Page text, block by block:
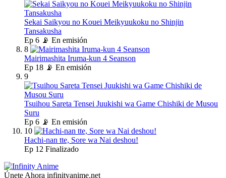
Sekai Saikyou no Kouei Meikyuukoku no Shinjin
Tansakusha
Ep 6 📡 En emisión
8
Mairimashita Iruma-kun 4 Seanson
Ep 18 📡 En emisión
9
Tsuihou Sareta Tensei Juukishi wa Game Chishiki de Musou
Suru
Ep 6 📡 En emisión
10
Hachi-nan tte, Sore wa Nai deshou!
Ep 12 Finalizado
Únete Ahora infinityanime.net